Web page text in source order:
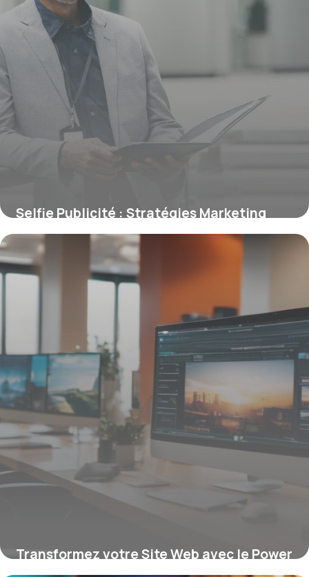
Selfie Publicité : Stratégies Marketing
2026
16 juin 2026
Transformez votre Site Web avec le Power